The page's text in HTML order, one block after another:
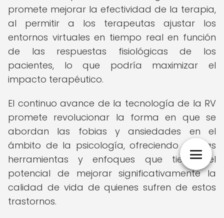
promete mejorar la efectividad de la terapia,
al permitir a los terapeutas ajustar los
entornos virtuales en tiempo real en función
de las respuestas fisiológicas de los
pacientes, lo que podría maximizar el
impacto terapéutico.
El continuo avance de la tecnología de la RV
promete revolucionar la forma en que se
abordan las fobias y ansiedades en el
ámbito de la psicología, ofreciendo nuevas
herramientas y enfoques que tienen el
potencial de mejorar significativamente la
calidad de vida de quienes sufren de estos
trastornos.